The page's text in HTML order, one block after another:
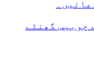
چوبیس گھنٹے